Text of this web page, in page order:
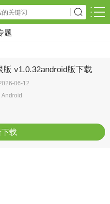
题
v1.0.32android版下载
06-12
下载